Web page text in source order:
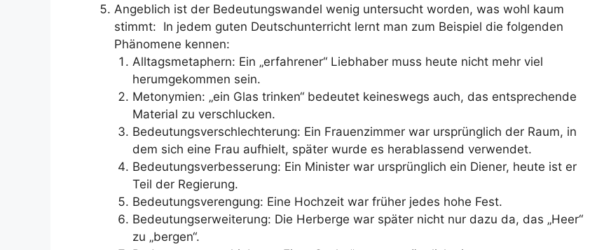
Angeblich ist der Bedeutungswandel wenig untersucht worden, was wohl kaum
stimmt: In jedem guten Deutschunterricht lernt man zum Beispiel die folgenden
Phänomene kennen:
Alltagsmetaphern: Ein „erfahrener“ Liebhaber muss heute nicht mehr viel
herumgekommen sein.
Metonymien: „ein Glas trinken“ bedeutet keineswegs auch, das entsprechende
Material zu verschlucken.
Bedeutungsverschlechterung: Ein Frauenzimmer war ursprünglich der Raum, in
dem sich eine Frau aufhielt, später wurde es herablassend verwendet.
Bedeutungsverbesserung: Ein Minister war ursprünglich ein Diener, heute ist er
Teil der Regierung.
Bedeutungsverengung: Eine Hochzeit war früher jedes hohe Fest.
Bedeutungserweiterung: Die Herberge war später nicht nur dazu da, das „Heer“
zu „bergen“.